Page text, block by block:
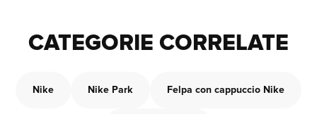
CATEGORIE CORRELATE
Nike Nike Park Felpa con cappuccio Nike